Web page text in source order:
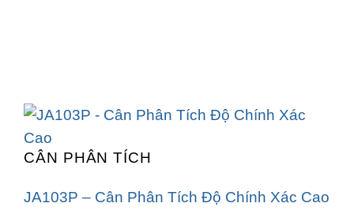
CÂN PHÂN TÍCH
JA103P – Cân Phân Tích Độ Chính Xác Cao